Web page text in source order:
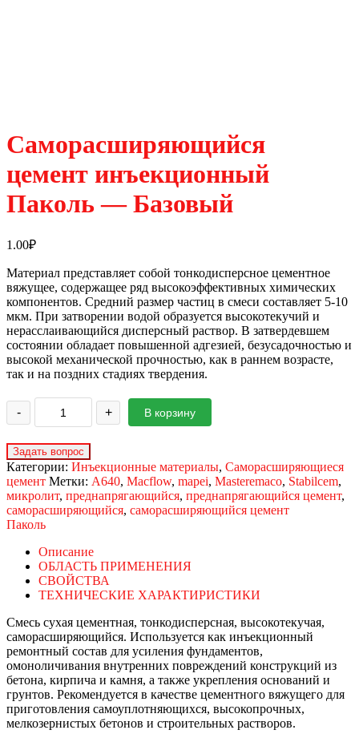
Саморасширяющийся
цемент инъекционный
Паколь — Базовый
1.00₽
Материал представляет собой тонкодисперсное цементное
вяжущее, содержащее ряд высокоэффективных химических
компонентов. Средний размер частиц в смеси составляет 5-10
мкм. При затворении водой образуется высокотекучий и
нерасслаивающийся дисперсный раствор. В затвердевшем
состоянии обладает повышенной адгезией, безусадочностью и
высокой механической прочностью, как в раннем возрасте,
так и на поздних стадиях твердения.
- + В корзину
Категории: Инъекционные материалы, Саморасширяющиеся
цемент Метки: A640, Macflow, mapei, Masteremaco, Stabilcem,
микролит, преднапрягающийся, преднапрягающийся цемент,
саморасширяющийся, саморасширяющийся цемент
Паколь
Описание
ОБЛАСТЬ ПРИМЕНЕНИЯ
СВОЙСТВА
ТЕХНИЧЕСКИЕ ХАРАКТИРИСТИКИ
Смесь сухая цементная, тонкодисперсная, высокотекучая,
саморасширяющийся. Используется как инъекционный
ремонтный состав для усиления фундаментов,
омоноличивания внутренних повреждений конструкций из
бетона, кирпича и камня, а также укрепления оснований и
грунтов. Рекомендуется в качестве цементного вяжущего для
приготовления самоуплотняющихся, высокопрочных,
мелкозернистых бетонов и строительных растворов.